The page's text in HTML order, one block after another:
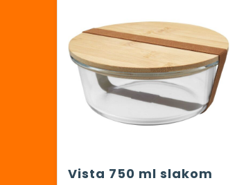
Vista 750 ml slakom